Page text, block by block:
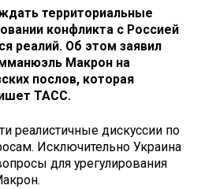
территориальные
конфликта с Россией
реалий. Об этом заявил
Макрон на
послов, которая
ТАСС.
реалистичные дискуссии по
Исключительно Украина
для урегулирования